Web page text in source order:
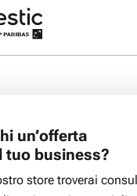
un’offerta
tuo business?
store troverai